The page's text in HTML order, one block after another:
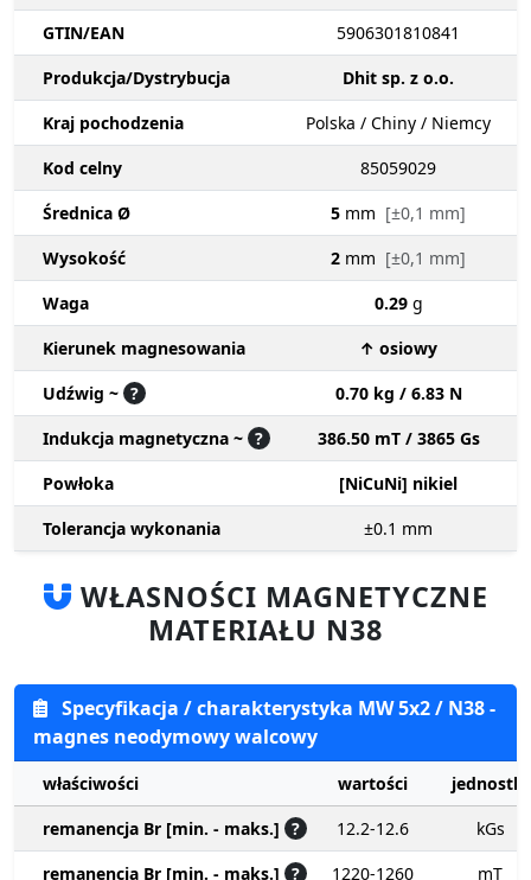
GTIN/EAN
5906301810841
Produkcja/Dystrybucja
Dhit sp. z o.o.
Kraj pochodzenia
Polska / Chiny / Niemcy
Kod celny
85059029
Średnica Ø
5 mm [±0,1 mm]
Wysokość
2 mm [±0,1 mm]
Waga
0.29 g
Kierunek magnesowania
↑ osiowy
Udźwig ~ ?
0.70 kg / 6.83 N
Indukcja magnetyczna ~ ?
386.50 mT / 3865 Gs
Powłoka
[NiCuNi] nikiel
Tolerancja wykonania
±0.1 mm
WŁASNOŚCI MAGNETYCZNE
MATERIAŁU N38
Specyfikacja / charakterystyka MW 5x2 / N38 -
magnes neodymowy walcowy
właściwości wartości
jednostki
remanencja Br [min. - maks.] ? 12.2-12.6
kGs
remanencja Br [min. - maks.] ? 1220-1260
mT